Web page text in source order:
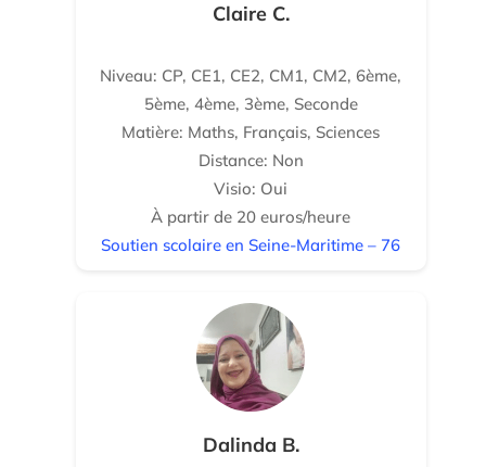
Claire C.
Niveau: CP, CE1, CE2, CM1, CM2, 6ème,
5ème, 4ème, 3ème, Seconde
Matière: Maths, Français, Sciences
Distance: Non
Visio: Oui
À partir de 20 euros/heure
Soutien scolaire en Seine-Maritime – 76
Dalinda B.